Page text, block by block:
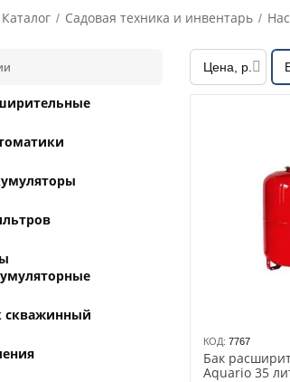
Каталог / Садовая техника и инвентарь /
Цена, р.
КОД: 7767
Бак
Aquario 35
скважинный